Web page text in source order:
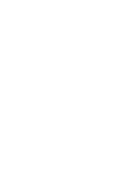
i Salesforce-
og at de nødvendige